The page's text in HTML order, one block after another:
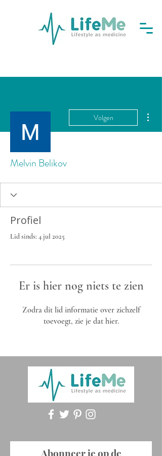
Volgen
Melvin Belikov
Profiel
Lid sinds: 4 jul 2025
Er is hier nog niets te zien
Zodra dit lid informatie over zichzelf
toevoegt, zie je dat hier.
Abonneer je op de